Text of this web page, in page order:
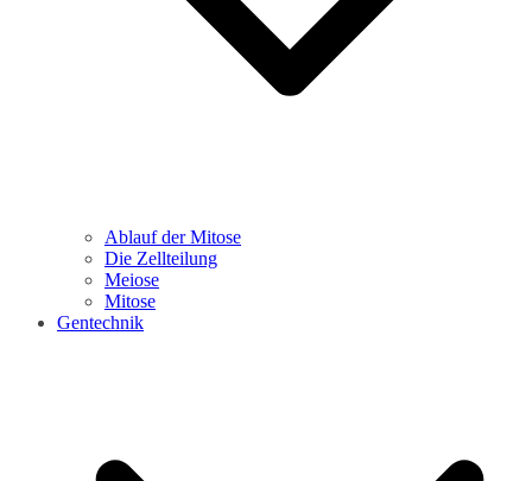
Ablauf der Mitose
Die Zellteilung
Meiose
Mitose
Gentechnik